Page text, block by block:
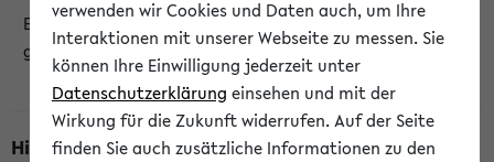
Es wurden keine jetzt stattfindenden Veranstaltungen
gefunden!
Hinweise zur Liste
verwenden wir Cookies und Daten auch, um Ihre
Interaktionen mit unserer Webseite zu messen. Sie
können Ihre Einwilligung jederzeit unter
Datenschutzerklärung einsehen und mit der
Wirkung für die Zukunft widerrufen. Auf der Seite
finden Sie auch zusätzliche Informationen zu den